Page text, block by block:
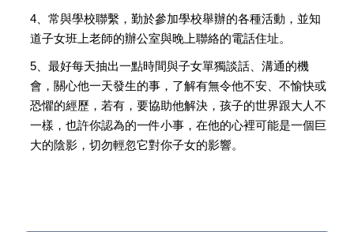
4、常與學校聯繫，勤於參加學校舉辦的各種活動，並知
道子女班上老師的辦公室與晚上聯絡的電話住址。
5、最好每天抽出一點時間與子女單獨談話、溝通的機
會，關心他一天發生的事，了解有無令他不安、不愉快或
恐懼的經歷，若有，要協助他解決，孩子的世界跟大人不
一樣，也許你認為的一件小事，在他的心裡可能是一個巨
大的陰影，切勿輕忽它對你子女的影響。